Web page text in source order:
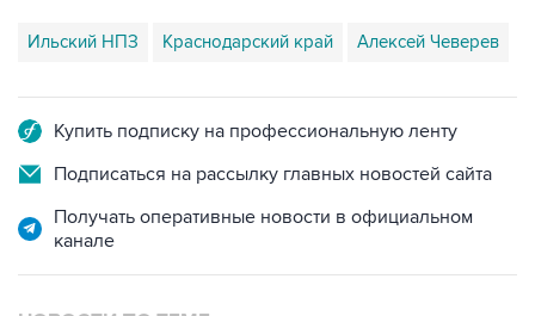
Ильский НПЗ Краснодарский край Алексей Чеверев
Купить подписку на профессиональную ленту
Подписаться на рассылку главных новостей сайта
Получать оперативные новости в официальном
канале